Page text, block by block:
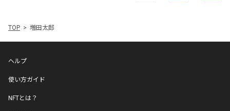
TOP 増田太郎
ヘルプ
使い方ガイド
NFTとは？